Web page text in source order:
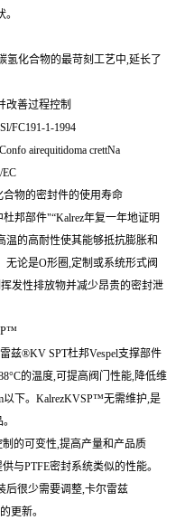
化合物的最苛刻工艺中,延长了
改善过程控制
FC191-1-1994
airequitidoma crettNa
EC
合物的密封件的使用寿命
邦部件"“Kalrez年复一年地证明
温的高耐性使其能够抵抗膨胀和
论是O形圈,定制或系统形式阀
发性排放物并减少昂贵的密封泄
兹®KV SPT杜邦Vespel支撑部件
的温度,可提高阀门性能,降低维
以下。KalrezKVSP™无需维护,是
的可变性,提高产量和产品质
与PTFE密封系统类似的性能。
后很少需要调整,卡尔雷兹
更新。